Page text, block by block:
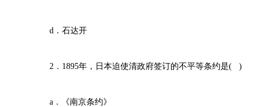
d．石达开
2．1895年，日本迫使清政府签订的不平等条约是( )
a．《南京条约》